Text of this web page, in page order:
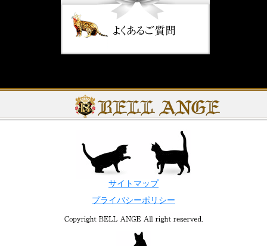
サイトマップ
プライバシーポリシー